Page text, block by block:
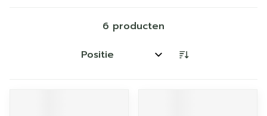
6 producten
Sorteer op: